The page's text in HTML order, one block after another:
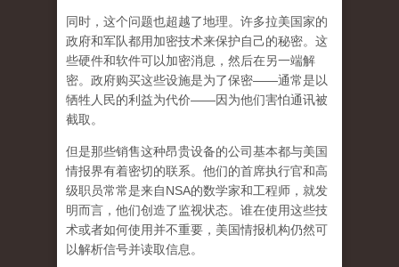
同时，这个问题也超越了地理。许多拉美国家的
政府和军​​队都用加密技术来保护自己的秘密。这
些硬件和软件可以加密消息，然后在另一端解
密。政府购买这些设施是为了保密——通常是以
牺牲人民的利益为代价——因为他们害怕通讯被
截取。
但是那些销售这种昂贵设备的公司基本都与美国
情报界有着密切的联系。他们的首席执行官和高
级职员常常是来自NSA的数学家和工程师，就发
明而言，他们创造了监视状态。谁在使用这些技
术或者如何使用并不重要，美国情报机构仍然可
以解析信号并读取信息。